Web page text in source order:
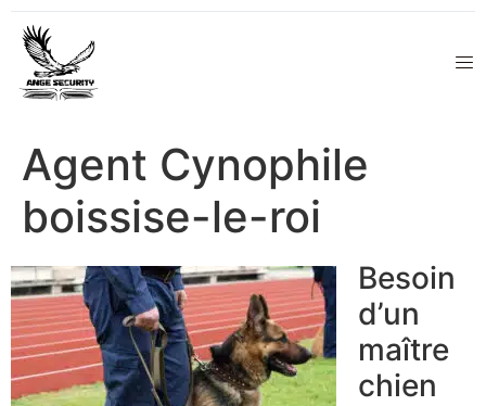
Agent Cynophile
boissise-le-roi
Besoin
d’un
maître
chien